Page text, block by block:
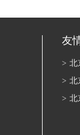
友
> 北
> 北
> 北